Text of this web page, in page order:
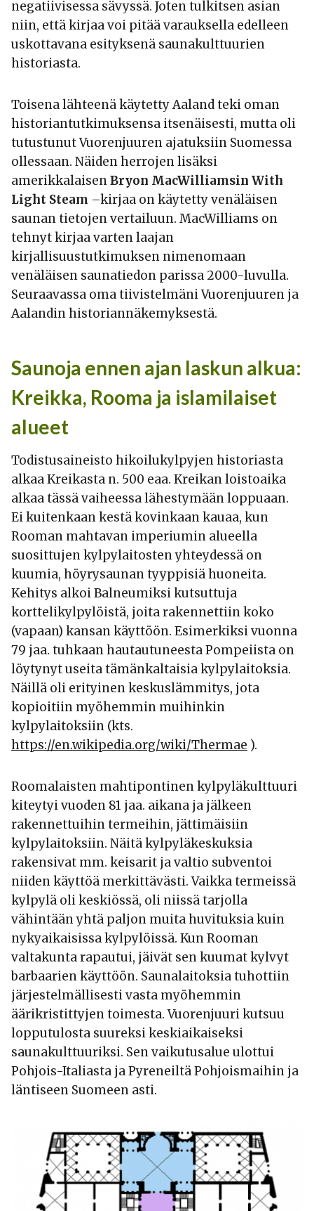
negatiivisessa sävyssä. Joten tulkitsen asian
niin, että kirjaa voi pitää varauksella edelleen
uskottavana esityksenä saunakulttuurien
historiasta.
Toisena lähteenä käytetty Aaland teki oman
historiantutkimuksensa itsenäisesti, mutta oli
tutustunut Vuorenjuuren ajatuksiin Suomessa
ollessaan. Näiden herrojen lisäksi
amerikkalaisenBryon MacWilliamsin With
Light Steam –kirjaa on käytetty venäläisen
saunan tietojen vertailuun. MacWilliams on
tehnyt kirjaa varten laajan
kirjallisuustutkimuksen nimenomaan
venäläisen saunatiedon parissa 2000-luvulla.
Seuraavassa oma tiivistelmäni Vuorenjuuren ja
Aalandin historiannäkemyksestä.
Saunoja ennen ajan laskun alkua:
Kreikka, Rooma ja islamilaiset
alueet
Todistusaineisto hikoilukylpyjen historiasta
alkaa Kreikasta n. 500 eaa. Kreikan loistoaika
alkaa tässä vaiheessa lähestymään loppuaan.
Ei kuitenkaan kestä kovinkaan kauaa, kun
Rooman mahtavan imperiumin alueella
suosittujen kylpylaitosten yhteydessä on
kuumia, höyrysaunan tyyppisiä huoneita.
Kehitys alkoi Balneumiksi kutsuttuja
korttelikylpylöistä, joita rakennettiin koko
(vapaan) kansan käyttöön. Esimerkiksi vuonna
79 jaa. tuhkaan hautautuneesta Pompeiista on
löytynyt useita tämänkaltaisia kylpylaitoksia.
Näillä oli erityinen keskuslämmitys, jota
kopioitiin myöhemmin muihinkin
kylpylaitoksiin (kts.
https://en.wikipedia.org/wiki/Thermae ).
Roomalaisten mahtipontinen kylpyläkulttuuri
kiteytyi vuoden 81 jaa. aikana ja jälkeen
rakennettuihin termeihin, jättimäisiin
kylpylaitoksiin. Näitä kylpyläkeskuksia
rakensivat mm. keisarit ja valtio subventoi
niiden käyttöä merkittävästi. Vaikka termeissä
kylpylä oli keskiössä, oli niissä tarjolla
vähintään yhtä paljon muita huvituksia kuin
nykyaikaisissa kylpylöissä. Kun Rooman
valtakunta rapautui, jäivät sen kuumat kylvyt
barbaarien käyttöön. Saunalaitoksia tuhottiin
järjestelmällisesti vasta myöhemmin
äärikristittyjen toimesta. Vuorenjuuri kutsuu
lopputulosta suureksi keskiaikaiseksi
saunakulttuuriksi. Sen vaikutusalue ulottui
Pohjois-Italiasta ja Pyreneiltä Pohjoismaihin ja
läntiseen Suomeen asti.